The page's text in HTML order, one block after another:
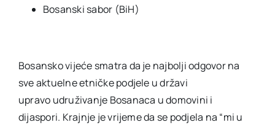
Bosanski sabor (BiH)
Bosansko vijeće smatra da je najbolji odgovor na
sve aktuelne etničke podjele u državi
upravo udruživanje Bosanaca u domovini i
dijaspori. Krajnje je vrijeme da se podjela na “mi u